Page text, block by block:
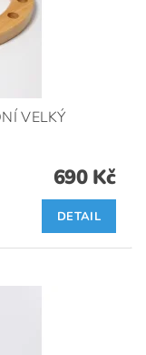
VELKÝ
690 Kč
DETAIL